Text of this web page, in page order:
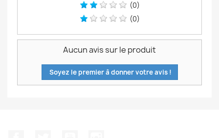
(0)
(0)
Aucun avis sur le produit
Soyez le premier à donner votre avis !